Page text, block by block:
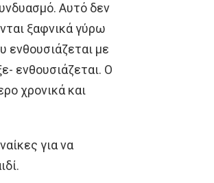
Αυτό δεν
ξαφνικά γύρω
ενθουσιάζεται με
ενθουσιάζεται. Ο
χρονικά και
για να